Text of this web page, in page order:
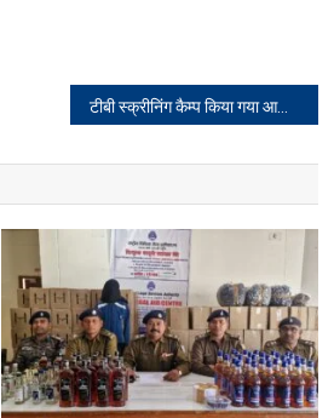
टीबी स्क्रीनिंग कैम्प किया गया आयोजित